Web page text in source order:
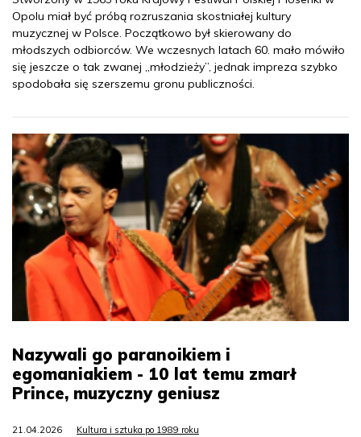
Opolu miał być próbą rozruszania skostniałej kultury
muzycznej w Polsce. Początkowo był skierowany do
młodszych odbiorców. We wczesnych latach 60. mało mówiło
się jeszcze o tak zwanej „młodzieży”, jednak impreza szybko
spodobała się szerszemu gronu publiczności.
Nazywali go paranoikiem i
egomaniakiem - 10 lat temu zmarł
Prince, muzyczny geniusz
21.04.2026 Kultura i sztuka po 1989 roku